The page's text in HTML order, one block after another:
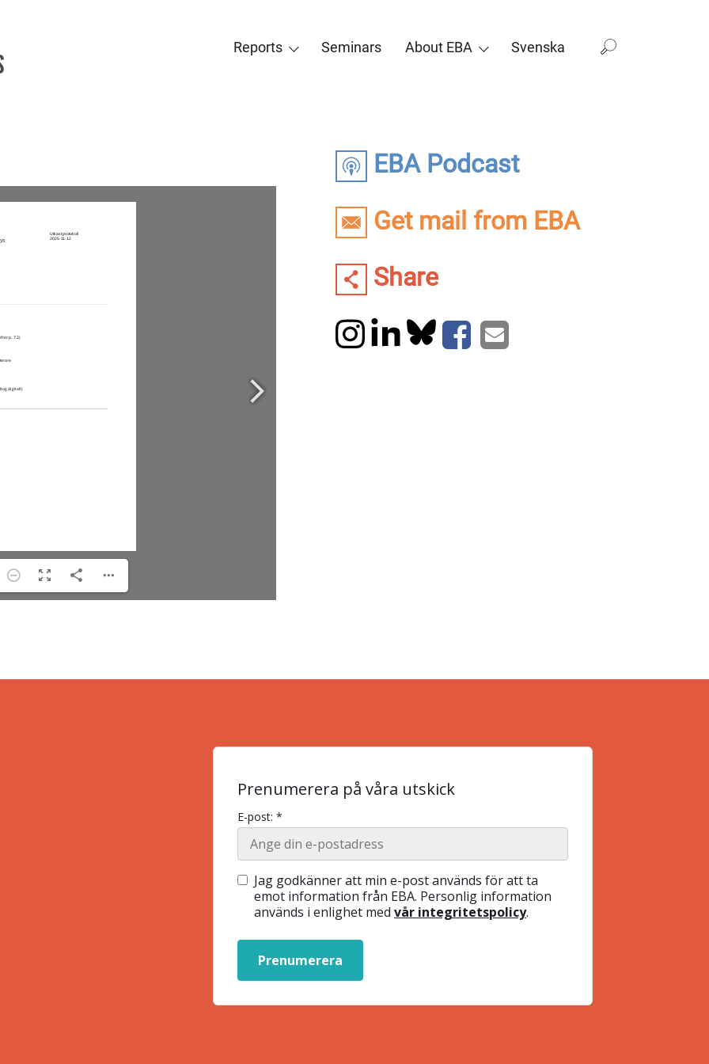
Reports Seminars About EBA Svenska
EBA Podcast
Get mail from EBA
Share
Prenumerera på våra utskick
E-post: *
Jag godkänner att min e-post används för att ta
emot information från EBA. Personlig information
används i enlighet med vår integritetspolicy.
Prenumerera